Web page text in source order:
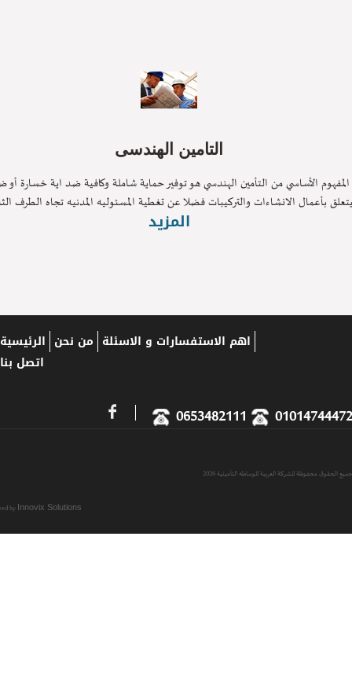
التامين الهندسى
الأساسي من التأمين الهندسي هو توفير حماية شاملة وكافية ضد اية خسارة أو ضرر
بأعمال الانشاءات والتركيبات فضلا عن تغطية المسئوليه المدنيه تجاه الطرف الثالث
المزيد
الرئيسية من نحن اهم الاستفسارات و الاسئلة
اتصل بنا
0653482111
محفوظة للشركة العربية للوساطه التأمينية 2026
Powered byInnovix Solutions